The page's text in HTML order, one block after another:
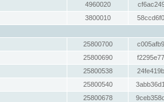
4960020
3800010
25800700
25800690
25800538
25800540
25800678